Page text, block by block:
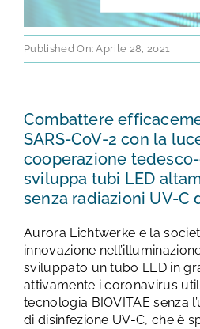
FAQ
AREA RISERVATA
Published On: Aprile 28, 2021
Combattere
SARS-CoV-2 con la
cooperazione
sviluppa tubi LED
senza radiazioni UV-C
Aurora Lichtwerke e la
innovazione
sviluppato un tubo LED in
attivamente i coronavirus
tecnologia BIOVITAE senza
di disinfezione UV-C, che è